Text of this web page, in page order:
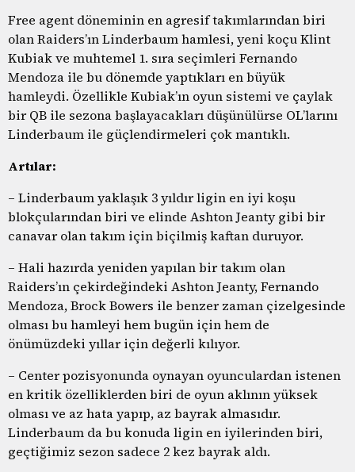
Free agent döneminin en agresif takımlarından biri
olan Raiders’ın Linderbaum hamlesi, yeni koçu Klint
Kubiak ve muhtemel 1. sıra seçimleri Fernando
Mendoza ile bu dönemde yaptıkları en büyük
hamleydi. Özellikle Kubiak’ın oyun sistemi ve çaylak
bir QB ile sezona başlayacakları düşünülürse OL’larını
Linderbaum ile güçlendirmeleri çok mantıklı.
Artılar:
– Linderbaum yaklaşık 3 yıldır ligin en iyi koşu
blokçularından biri ve elinde Ashton Jeanty gibi bir
canavar olan takım için biçilmiş kaftan duruyor.
– Hali hazırda yeniden yapılan bir takım olan
Raiders’ın çekirdeğindeki Ashton Jeanty, Fernando
Mendoza, Brock Bowers ile benzer zaman çizelgesinde
olması bu hamleyi hem bugün için hem de
önümüzdeki yıllar için değerli kılıyor.
– Center pozisyonunda oynayan oyunculardan istenen
en kritik özelliklerden biri de oyun aklının yüksek
olması ve az hata yapıp, az bayrak almasıdır.
Linderbaum da bu konuda ligin en iyilerinden biri,
geçtiğimiz sezon sadece 2 kez bayrak aldı.